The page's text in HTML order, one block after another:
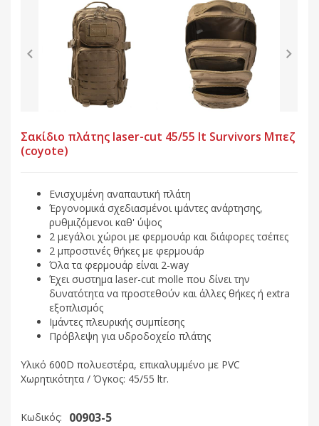
Σακίδιο πλάτης laser-cut 45/55 lt Survivors Μπεζ
(coyote)
Ενισχυμένη αναπαυτική πλάτη
Έργονομικά σχεδιασμένοι ιμάντες ανάρτησης,
ρυθμιζόμενοι καθ' ύψος
2 μεγάλοι χώροι με φερμουάρ και διάφορες τσέπες
2 μπροστινές θήκες με φερμουάρ
Όλα τα φερμουάρ είναι 2-way
Έχει συστημα laser-cut molle που δίνει την
δυνατότητα να προστεθούν και άλλες θήκες ή extra
εξοπλισμός
Ιμάντες πλευρικής συμπίεσης
Πρόβλεψη για υδροδοχείο πλάτης
Υλικό 600D πολυεστέρα, επικαλυμμένο με PVC
Χωρητικότητα / Όγκος: 45/55 ltr.
Κωδικός: 00903-5